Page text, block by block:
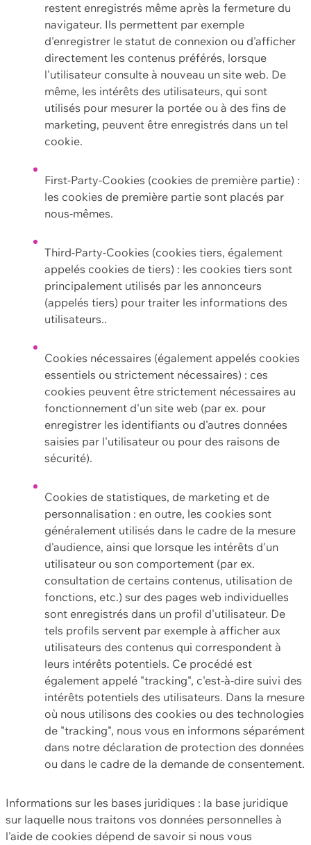
restent enregistrés même après la fermeture du
navigateur. Ils permettent par exemple
d'enregistrer le statut de connexion ou d'afficher
directement les contenus préférés, lorsque
l'utilisateur consulte à nouveau un site web. De
même, les intérêts des utilisateurs, qui sont
utilisés pour mesurer la portée ou à des fins de
marketing, peuvent être enregistrés dans un tel
cookie.
First-Party-Cookies (cookies de première partie) :
les cookies de première partie sont placés par
nous-mêmes.
Third-Party-Cookies (cookies tiers, également
appelés cookies de tiers) : les cookies tiers sont
principalement utilisés par les annonceurs
(appelés tiers) pour traiter les informations des
utilisateurs..
Cookies nécessaires (également appelés cookies
essentiels ou strictement nécessaires) : ces
cookies peuvent être strictement nécessaires au
fonctionnement d'un site web (par ex. pour
enregistrer les identifiants ou d'autres données
saisies par l'utilisateur ou pour des raisons de
sécurité).
Cookies de statistiques, de marketing et de
personnalisation : en outre, les cookies sont
généralement utilisés dans le cadre de la mesure
d'audience, ainsi que lorsque les intérêts d'un
utilisateur ou son comportement (par ex.
consultation de certains contenus, utilisation de
fonctions, etc.) sur des pages web individuelles
sont enregistrés dans un profil d'utilisateur. De
tels profils servent par exemple à afficher aux
utilisateurs des contenus qui correspondent à
leurs intérêts potentiels. Ce procédé est
également appelé "tracking", c'est-à-dire suivi des
intérêts potentiels des utilisateurs. Dans la mesure
où nous utilisons des cookies ou des technologies
de "tracking", nous vous en informons séparément
dans notre déclaration de protection des données
ou dans le cadre de la demande de consentement.
Informations sur les bases juridiques : la base juridique
sur laquelle nous traitons vos données personnelles à
l'aide de cookies dépend de savoir si nous vous